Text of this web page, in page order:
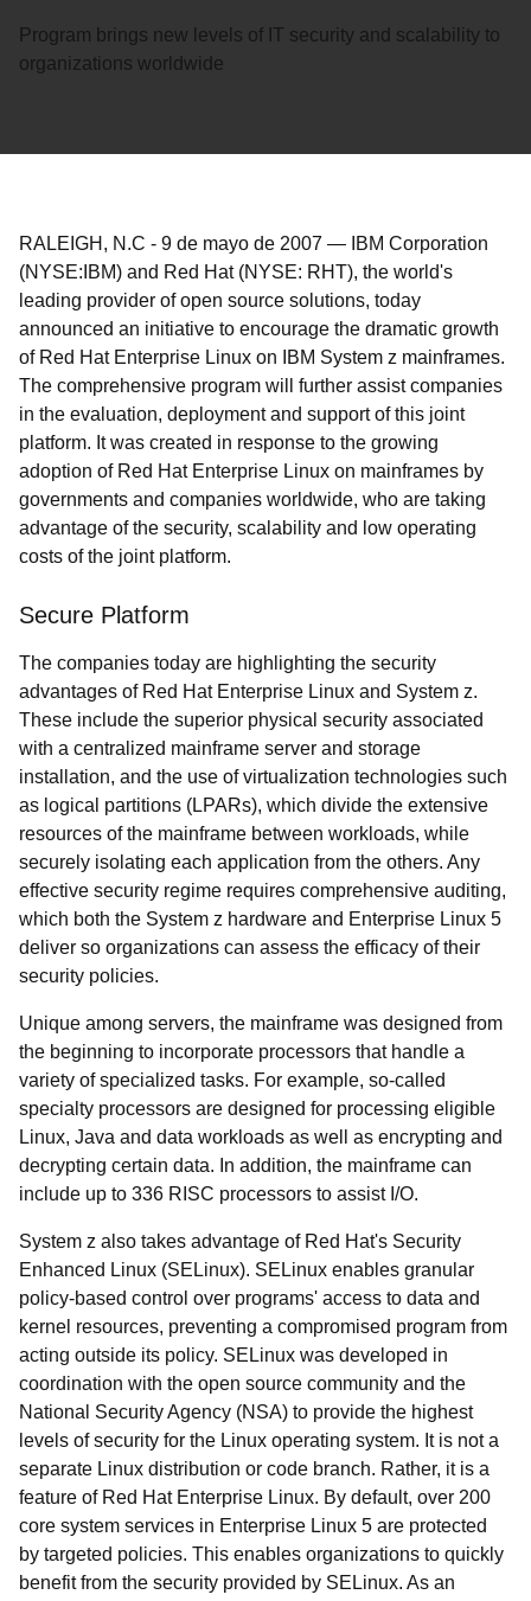
Program brings new levels of IT security and scalability to
organizations worldwide
RALEIGH, N.C - 9 de mayo de 2007 — IBM Corporation
(NYSE:IBM) and Red Hat (NYSE: RHT), the world's
leading provider of open source solutions, today
announced an initiative to encourage the dramatic growth
of Red Hat Enterprise Linux on IBM System z mainframes.
The comprehensive program will further assist companies
in the evaluation, deployment and support of this joint
platform. It was created in response to the growing
adoption of Red Hat Enterprise Linux on mainframes by
governments and companies worldwide, who are taking
advantage of the security, scalability and low operating
costs of the joint platform.
Secure Platform
The companies today are highlighting the security
advantages of Red Hat Enterprise Linux and System z.
These include the superior physical security associated
with a centralized mainframe server and storage
installation, and the use of virtualization technologies such
as logical partitions (LPARs), which divide the extensive
resources of the mainframe between workloads, while
securely isolating each application from the others. Any
effective security regime requires comprehensive auditing,
which both the System z hardware and Enterprise Linux 5
deliver so organizations can assess the efficacy of their
security policies.
Unique among servers, the mainframe was designed from
the beginning to incorporate processors that handle a
variety of specialized tasks. For example, so-called
specialty processors are designed for processing eligible
Linux, Java and data workloads as well as encrypting and
decrypting certain data. In addition, the mainframe can
include up to 336 RISC processors to assist I/O.
System z also takes advantage of Red Hat's Security
Enhanced Linux (SELinux). SELinux enables granular
policy-based control over programs' access to data and
kernel resources, preventing a compromised program from
acting outside its policy. SELinux was developed in
coordination with the open source community and the
National Security Agency (NSA) to provide the highest
levels of security for the Linux operating system. It is not a
separate Linux distribution or code branch. Rather, it is a
feature of Red Hat Enterprise Linux. By default, over 200
core system services in Enterprise Linux 5 are protected
by targeted policies. This enables organizations to quickly
benefit from the security provided by SELinux. As an